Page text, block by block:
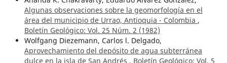
Algunas observaciones sobre la geomorfología en el
área del municipio de Urrao, Antioquia - Colombia ,
Boletín Geológico: Vol. 25 Núm. 2 (1982)
Wolfgang Diezemann, Carlos l. Delgado,
Aprovechamiento del depósito de agua subterránea
dulce en la isla de San Andrés , Boletín Geológico: Vol. 5